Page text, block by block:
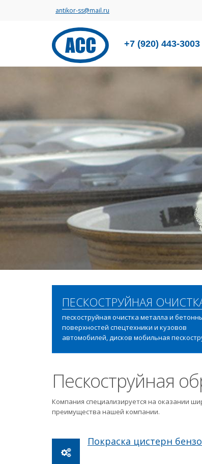
antikor-ss@mail.ru
+7 (920) 443-3003
ПЕСКОСТРУЙНАЯ
пескоструйная очистка металла и
поверхностей спецтехники и кузовов
автомобилей, дисков мобильная
Пескоструйная
Компания специализируется на оказании
преимущества нашей компании.
Покраска цистерн